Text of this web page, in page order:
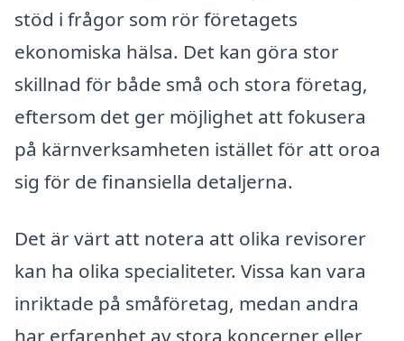
stöd i frågor som rör företagets
ekonomiska hälsa. Det kan göra stor
skillnad för både små och stora företag,
eftersom det ger möjlighet att fokusera
på kärnverksamheten istället för att oroa
sig för de finansiella detaljerna.
Det är värt att notera att olika revisorer
kan ha olika specialiteter. Vissa kan vara
inriktade på småföretag, medan andra
har erfarenhet av stora koncerner eller